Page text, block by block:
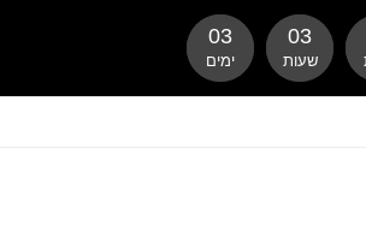
03
ימים
03
שעות